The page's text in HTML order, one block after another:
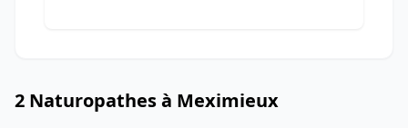
2 Naturopathes à Meximieux